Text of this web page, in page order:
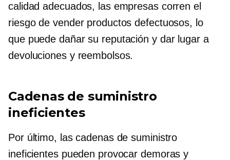
calidad adecuados, las empresas corren el
riesgo de vender productos defectuosos, lo
que puede dañar su reputación y dar lugar a
devoluciones y reembolsos.
Cadenas de suministro
ineficientes
Por último, las cadenas de suministro
ineficientes pueden provocar demoras y